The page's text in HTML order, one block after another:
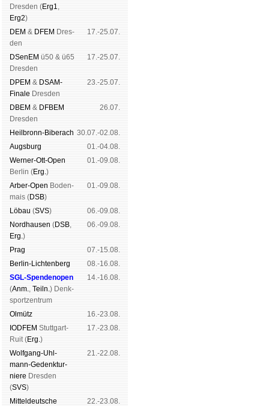
Dres­den (Erg1,
Erg2)
DEM & DFEM Dres­
den
17.-25.07.
DSenEM ü50 & ü65
Dres­den
17.-25.07.
DPEM & DSAM-
Finale Dres­den
23.-25.07.
DBEM & DFBEM
Dres­den
26.07.
Heil­bronn-Bi­ber­ach 30.07.-02.08.
Augs­burg
01.-04.08.
Werner-Ott-Open
Ber­lin (Erg.)
01.-09.08.
Arber-Open Boden­
mais (DSB)
01.-09.08.
Lö­bau (SVS)
06.-09.08.
Nord­hau­sen (DSB,
Erg.)
06.-09.08.
Prag
07.-15.08.
Berlin-Lich­ten­berg
08.-16.08.
SGL-Spenden­open
(Anm., Teiln.) Denk­
sport­zen­trum
14.-16.08.
Ol­mütz
16.-23.08.
IODFEM Stutt­gart-
Ruit (Erg.)
17.-23.08.
Wolf­gang-Uhl­
mann-Ge­denk­tur­
niere Dres­den
(SVS)
21.-22.08.
Mit­tel­deu­tsche 22.-23.08.